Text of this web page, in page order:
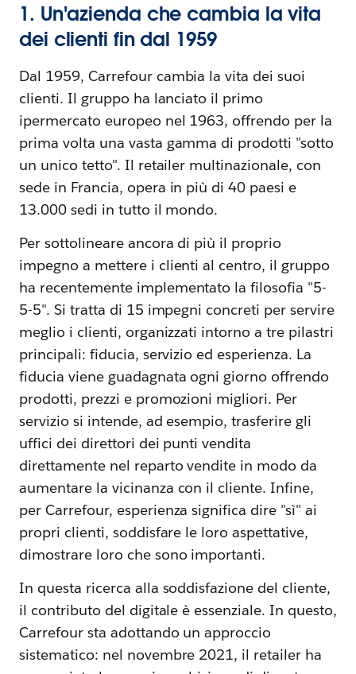
1. Un'azienda che cambia la vita
dei clienti fin dal 1959
Dal 1959, Carrefour cambia la vita dei suoi
clienti. Il gruppo ha lanciato il primo
ipermercato europeo nel 1963, offrendo per la
prima volta una vasta gamma di prodotti "sotto
un unico tetto". Il retailer multinazionale, con
sede in Francia, opera in più di 40 paesi e
13.000 sedi in tutto il mondo.
Per sottolineare ancora di più il proprio
impegno a mettere i clienti al centro, il gruppo
ha recentemente implementato la filosofia "5-
5-5". Si tratta di 15 impegni concreti per servire
meglio i clienti, organizzati intorno a tre pilastri
principali: fiducia, servizio ed esperienza. La
fiducia viene guadagnata ogni giorno offrendo
prodotti, prezzi e promozioni migliori. Per
servizio si intende, ad esempio, trasferire gli
uffici dei direttori dei punti vendita
direttamente nel reparto vendite in modo da
aumentare la vicinanza con il cliente. Infine,
per Carrefour, esperienza significa dire "sì" ai
propri clienti, soddisfare le loro aspettative,
dimostrare loro che sono importanti.
In questa ricerca alla soddisfazione del cliente,
il contributo del digitale è essenziale. In questo,
Carrefour sta adottando un approccio
sistematico: nel novembre 2021, il retailer ha